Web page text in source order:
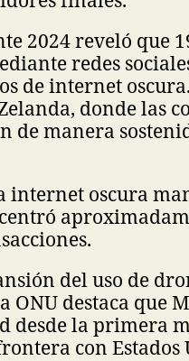
2024 reveló que
redes
de internet
donde las
de manera
internet oscura
del uso de
destaca que
desde la primera
con Estados